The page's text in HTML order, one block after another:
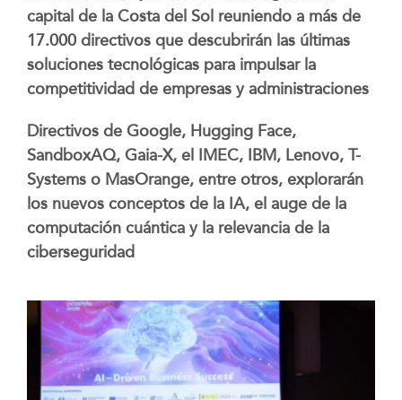
capital de la Costa del Sol reuniendo a más de
17.000 directivos que descubrirán las últimas
soluciones tecnológicas para impulsar la
competitividad de empresas y administraciones
Directivos de Google, Hugging Face,
SandboxAQ, Gaia-X, el IMEC, IBM, Lenovo, T-
Systems o MasOrange, entre otros, explorarán
los nuevos conceptos de la IA, el auge de la
computación cuántica y la relevancia de la
ciberseguridad